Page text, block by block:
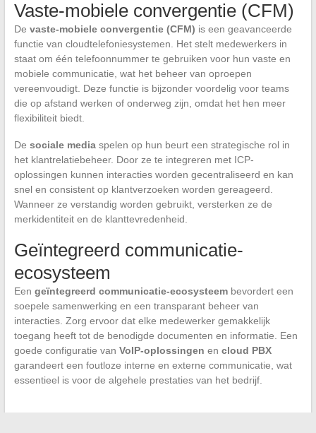
Vaste-mobiele convergentie (CFM)
De vaste-mobiele convergentie (CFM) is een geavanceerde
functie van cloudtelefoniesystemen. Het stelt medewerkers in
staat om één telefoonnummer te gebruiken voor hun vaste en
mobiele communicatie, wat het beheer van oproepen
vereenvoudigt. Deze functie is bijzonder voordelig voor teams
die op afstand werken of onderweg zijn, omdat het hen meer
flexibiliteit biedt.
De sociale mediaspelen op hun beurt een strategische rol in
het klantrelatiebeheer. Door ze te integreren met ICP-
oplossingen kunnen interacties worden gecentraliseerd en kan
snel en consistent op klantverzoeken worden gereageerd.
Wanneer ze verstandig worden gebruikt, versterken ze de
merkidentiteit en de klanttevredenheid.
Geïntegreerd communicatie-
ecosysteem
Een geïntegreerd communicatie-ecosysteembevordert een
soepele samenwerking en een transparant beheer van
interacties. Zorg ervoor dat elke medewerker gemakkelijk
toegang heeft tot de benodigde documenten en informatie. Een
goede configuratie van VoIP-oplossingen en cloud PBX
garandeert een foutloze interne en externe communicatie, wat
essentieel is voor de algehele prestaties van het bedrijf.